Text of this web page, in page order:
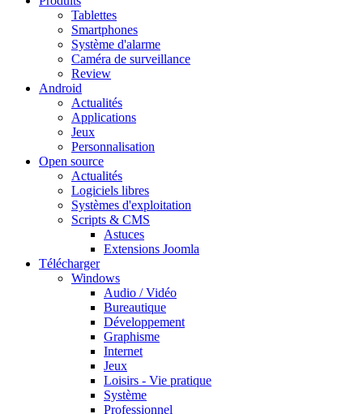
Tablettes
Smartphones
Système d'alarme
Caméra de surveillance
Review
Android
Actualités
Applications
Jeux
Personnalisation
Open source
Actualités
Logiciels libres
Systèmes d'exploitation
Scripts & CMS
Astuces
Extensions Joomla
Télécharger
Windows
Audio / Vidéo
Bureautique
Développement
Graphisme
Internet
Jeux
Loisirs - Vie pratique
Système
Professionnel